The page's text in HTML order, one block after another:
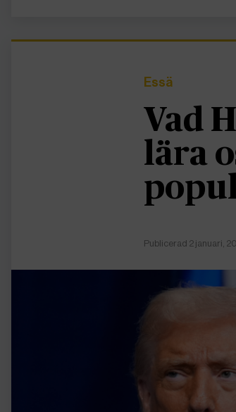
Essä
Vad
lära
Publicerad 2 januari,